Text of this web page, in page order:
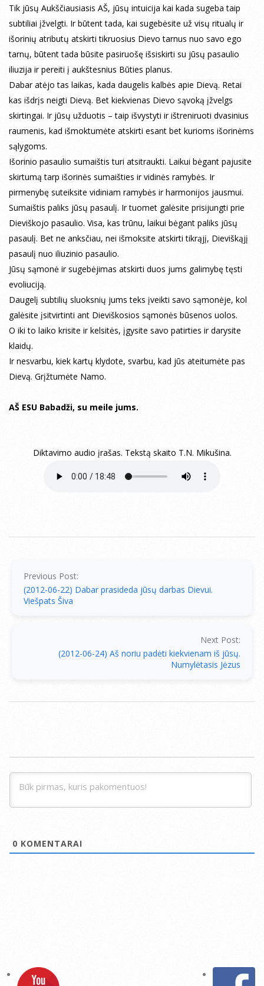
Tik jūsų Aukščiausiasis AŠ, jūsų intuicija kai kada sugeba taip
subtiliai įžvelgti. Ir būtent tada, kai sugebėsite už visų ritualų ir
išorinių atributų atskirti tikruosius Dievo tarnus nuo savo ego
tarnų, būtent tada būsite pasiruošę išsiskirti su jūsų pasaulio
iliuzija ir pereiti į aukštesnius Būties planus.
Dabar atėjo tas laikas, kada daugelis kalbės apie Dievą. Retai
kas išdrįs neigti Dievą. Bet kiekvienas Dievo sąvoką įžvelgs
skirtingai. Ir jūsų užduotis – taip išvystyti ir ištreniruoti dvasinius
raumenis, kad išmoktumėte atskirti esant bet kurioms išorinėms
sąlygoms.
Išorinio pasaulio sumaištis turi atsitraukti. Laikui bėgant pajusite
skirtumą tarp išorinės sumaišties ir vidinės ramybės. Ir
pirmenybę suteiksite vidiniam ramybės ir harmonijos jausmui.
Sumaištis paliks jūsų pasaulį. Ir tuomet galėsite prisijungti prie
Dieviškojo pasaulio. Visa, kas trūnu, laikui bėgant paliks jūsų
pasaulį. Bet ne anksčiau, nei išmoksite atskirti tikrąjį, Dieviškąjį
pasaulį nuo iliuzinio pasaulio.
Jūsų sąmonė ir sugebėjimas atskirti duos jums galimybę tęsti
evoliuciją.
Daugelį subtilių sluoksnių jums teks įveikti savo sąmonėje, kol
galėsite įsitvirtinti ant Dieviškosios sąmonės būsenos uolos.
O iki to laiko krisite ir kelsitės, įgysite savo patirties ir darysite
klaidų.
Ir nesvarbu, kiek kartų klydote, svarbu, kad jūs ateitumėte pas
Dievą. Grįžtumėte Namo.
AŠ ESU Babadži, su meile jums.
Diktavimo audio įrašas. Tekstą skaito T.N. Mikušina.
Previous Post:
(2012-06-22) Dabar prasideda jūsų darbas Dievui.
Viešpats Šiva
Next Post:
(2012-06-24) Aš noriu padėti kiekvienam iš jūsų.
Numylėtasis Jėzus
0 KOMENTARAI